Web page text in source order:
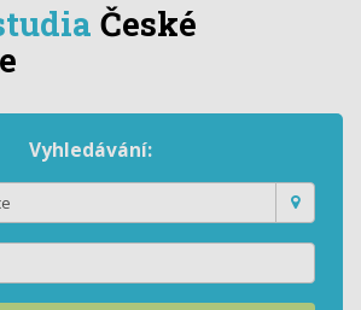
České
Vyhledávání: